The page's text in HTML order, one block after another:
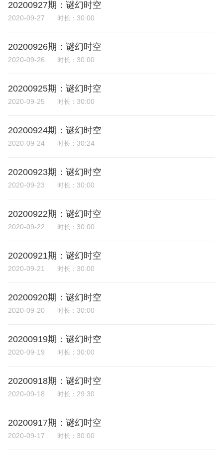
20200927期：谜幻时空
2020-09-27 时长： 30:00
20200926期：谜幻时空
2020-09-26 时长： 30:00
20200925期：谜幻时空
2020-09-25 时长： 30:00
20200924期：谜幻时空
2020-09-24 时长： 30:24
20200923期：谜幻时空
2020-09-23 时长： 30:00
20200922期：谜幻时空
2020-09-22 时长： 30:00
20200921期：谜幻时空
2020-09-21 时长： 30:00
20200920期：谜幻时空
2020-09-20 时长： 30:00
20200919期：谜幻时空
2020-09-19 时长： 30:00
20200918期：谜幻时空
2020-09-18 时长： 29:30
20200917期：谜幻时空
2020-09-17 时长： 30:00